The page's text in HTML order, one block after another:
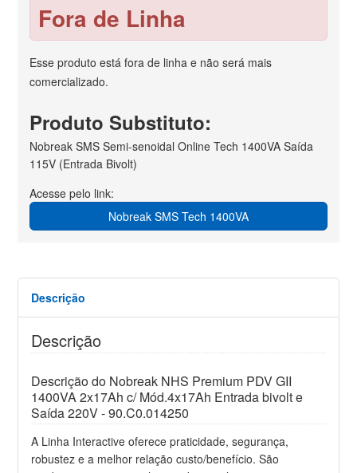
Fora de Linha
Esse produto está fora de linha e não será mais
comercializado.
Produto Substituto:
Nobreak SMS Semi-senoidal Online Tech 1400VA Saída
115V (Entrada Bivolt)
Acesse pelo link:
Nobreak SMS Tech 1400VA
Descrição
Descrição
Descrição do Nobreak NHS Premium PDV GII
1400VA 2x17Ah c/ Mód.4x17Ah Entrada bivolt e
Saída 220V - 90.C0.014250
A Linha Interactive oferece praticidade, segurança,
robustez e a melhor relação custo/benefício. São